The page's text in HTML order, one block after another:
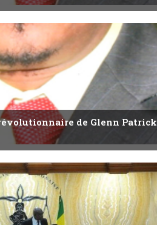
révolutionnaire de Glenn